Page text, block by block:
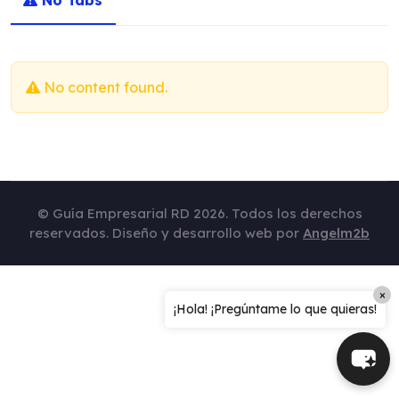
No content found.
© Guía Empresarial RD 2026. Todos los derechos
reservados. Diseño y desarrollo web por Angelm2b
¡Hola! ¡Pregúntame lo que quieras!
×